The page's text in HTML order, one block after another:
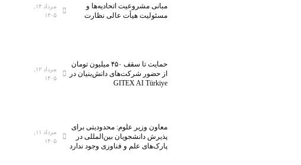
مبانی مشروعیت اتحادیه‌ها و
مسئولیت هیأت عالی نظارت
۱۴۰۵
حمایت تا سقف ۴۵۰ میلیون تومان
از حضور شرکت‌های دانش‌بنیان در
GITEX AI Türkiye
۱۴۰۵
معاون وزیر علوم: محدودیتی برای
پذیرش دانشجویان بین‌المللی در
پارک‌های علم و فناوری وجود ندارد
۱۴۰۵